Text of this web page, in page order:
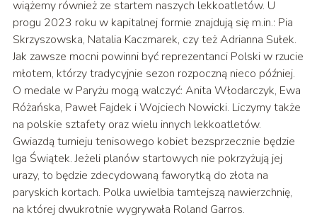
wiążemy również ze startem naszych lekkoatletów. U
progu 2023 roku w kapitalnej formie znajdują się m.in.: Pia
Skrzyszowska, Natalia Kaczmarek, czy też Adrianna Sułek.
Jak zawsze mocni powinni być reprezentanci Polski w rzucie
młotem, którzy tradycyjnie sezon rozpoczną nieco później.
O medale w Paryżu mogą walczyć: Anita Włodarczyk, Ewa
Różańska, Paweł Fajdek i Wojciech Nowicki. Liczymy także
na polskie sztafety oraz wielu innych lekkoatletów.
Gwiazdą turnieju tenisowego kobiet bezsprzecznie będzie
Iga Świątek. Jeżeli planów startowych nie pokrzyżują jej
urazy, to będzie zdecydowaną faworytką do złota na
paryskich kortach. Polka uwielbia tamtejszą nawierzchnię,
na której dwukrotnie wygrywała Roland Garros.